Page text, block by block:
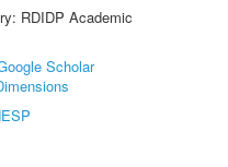
RDIDP Academic
Scholar